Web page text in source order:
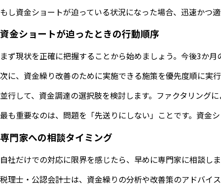
もし資金ショートが迫っている状況になった場合、迅速かつ
資金ショートが迫ったときの行動順序
まず現状を正確に把握することから始めましょう。今後3か
次に、資金繰り改善のために実施できる施策を優先度順に実
並行して、資金調達の選択肢を検討します。ファクタリング
最も重要なのは、問題を「先送りにしない」ことです。資金
専門家への相談タイミング
自社だけでの対応に限界を感じたら、早めに専門家に相談し
税理士・公認会計士は、資金繰りの分析や改善策のアドバイ